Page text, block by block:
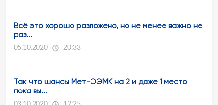
Всё это хорошо разложено, но не менее важно не
раз...
05.10.2020 20:33
Так что шансы Мет-ОЭМК на 2 и даже 1 место
пока вы...